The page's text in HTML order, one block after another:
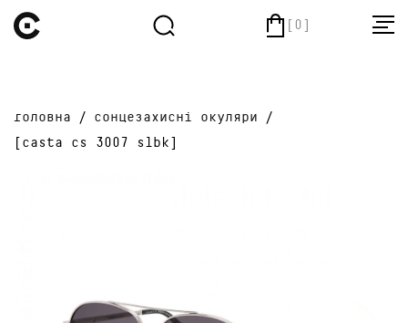
[0]
головна / cонцезахисні окуляри
/
[casta cs 3007 slbk]